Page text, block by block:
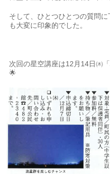
そして、ひとつひとつの質問
も大変に印象的でした。
次回の星空講座は12月14日㈭
🌟